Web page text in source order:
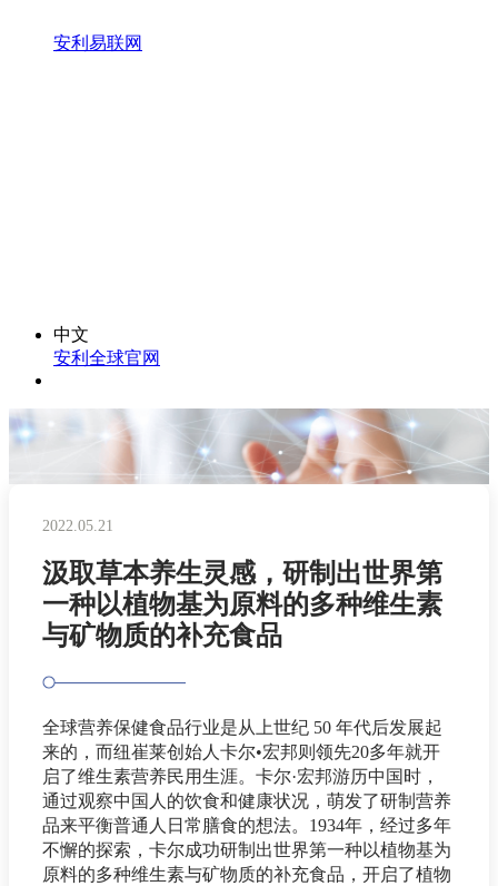
安利易联网
中文
安利全球官网
2022.05.21
汲取草本养生灵感，研制出世界第
一种以植物基为原料的多种维生素
与矿物质的补充食品
全球营养保健食品行业是从上世纪 50 年代后发展起
来的，而纽崔莱创始人卡尔•宏邦则领先20多年就开
启了维生素营养民用生涯。卡尔·宏邦游历中国时，
通过观察中国人的饮食和健康状况，萌发了研制营养
品来平衡普通人日常膳食的想法。1934年，经过多年
不懈的探索，卡尔成功研制出世界第一种以植物基为
原料的多种维生素与矿物质的补充食品，开启了植物